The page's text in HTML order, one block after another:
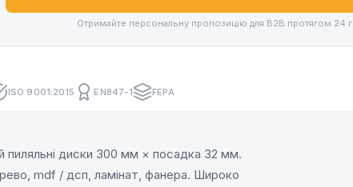
Отримайте персональну пропозицію для B2B протягом 24
ISO 9001:2015 EN847-1 FEPA
пиляльні диски 300 мм × посадка 32 мм.
mdf / дсп, ламінат, фанера. Широко